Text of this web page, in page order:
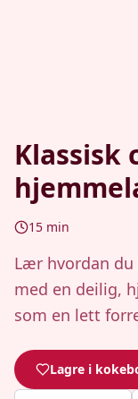
Klassisk
15 min
Lær hvordan du
med en deilig,
som en lett
Lagre i